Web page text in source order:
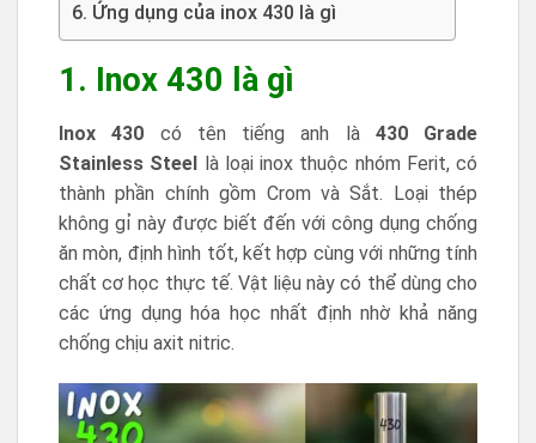
6. Ứng dụng của inox 430 là gì
1. Inox 430 là gì
Inox 430 có tên tiếng anh là 430 Grade
Stainless Steel là loại inox thuộc nhóm Ferit, có
thành phần chính gồm Crom và Sắt. Loại thép
không gỉ này được biết đến với công dụng chống
ăn mòn, định hình tốt, kết hợp cùng với những tính
chất cơ học thực tế. Vật liệu này có thể dùng cho
các ứng dụng hóa học nhất định nhờ khả năng
chống chịu axit nitric.